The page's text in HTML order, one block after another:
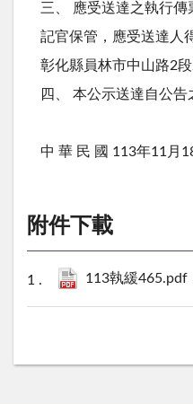
三、 應受送達之執行
記官保管，應受送達人
彰化縣員林市中山路2段
四、 本公示送達自公告
中 華 民 國 113年11月
附件下載
113執緩465.pdf